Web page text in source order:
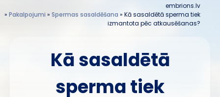
embrions.lv
» Pakalpojumi » Spermas sasaldēšana » Kā sasaldētā sperma tiek
izmantota pēc atkausēšanas?
Kā sasaldētā
sperma tiek